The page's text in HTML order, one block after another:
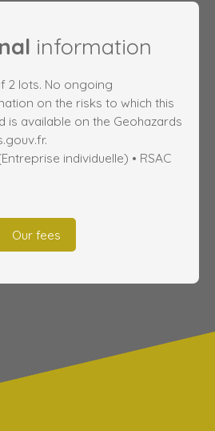
information
2 lots. No ongoing
on the risks to which this
available on the Geohazards
individuelle) • RSAC
Our fees